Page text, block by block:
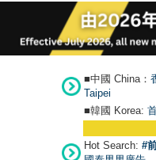
■中國 China：
Taipei
■韓國 Korea:
Hot Search: #